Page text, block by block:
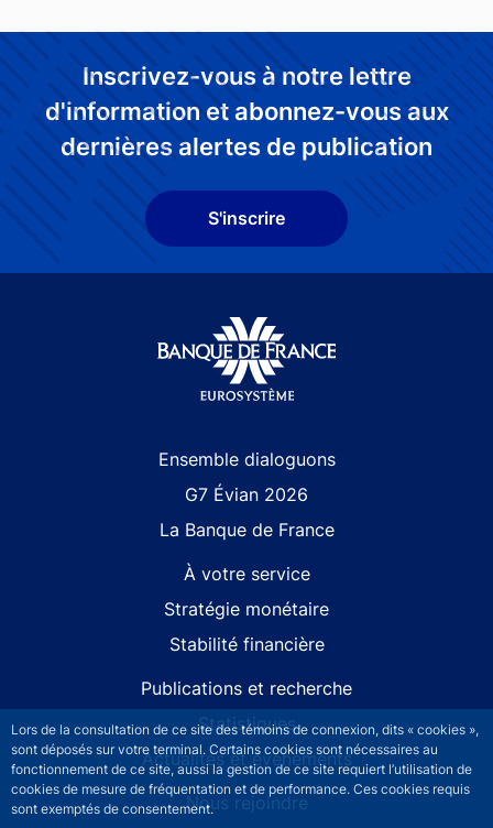
Lors de la consultation de ce site des témoins de connexion, dits « cookies »,
sont déposés sur votre terminal. Certains cookies sont nécessaires au
fonctionnement de ce site, aussi la gestion de ce site requiert l’utilisation de
cookies de mesure de fréquentation et de performance. Ces cookies requis
sont exemptés de consentement.
Inscrivez-vous à notre lettre
d'information et abonnez-vous aux
dernières alertes de publication
S'inscrire
Ensemble dialoguons
G7 Évian 2026
La Banque de France
À votre service
Stratégie monétaire
Stabilité financière
Publications et recherche
Statistiques
Actualités et événements
Nous rejoindre